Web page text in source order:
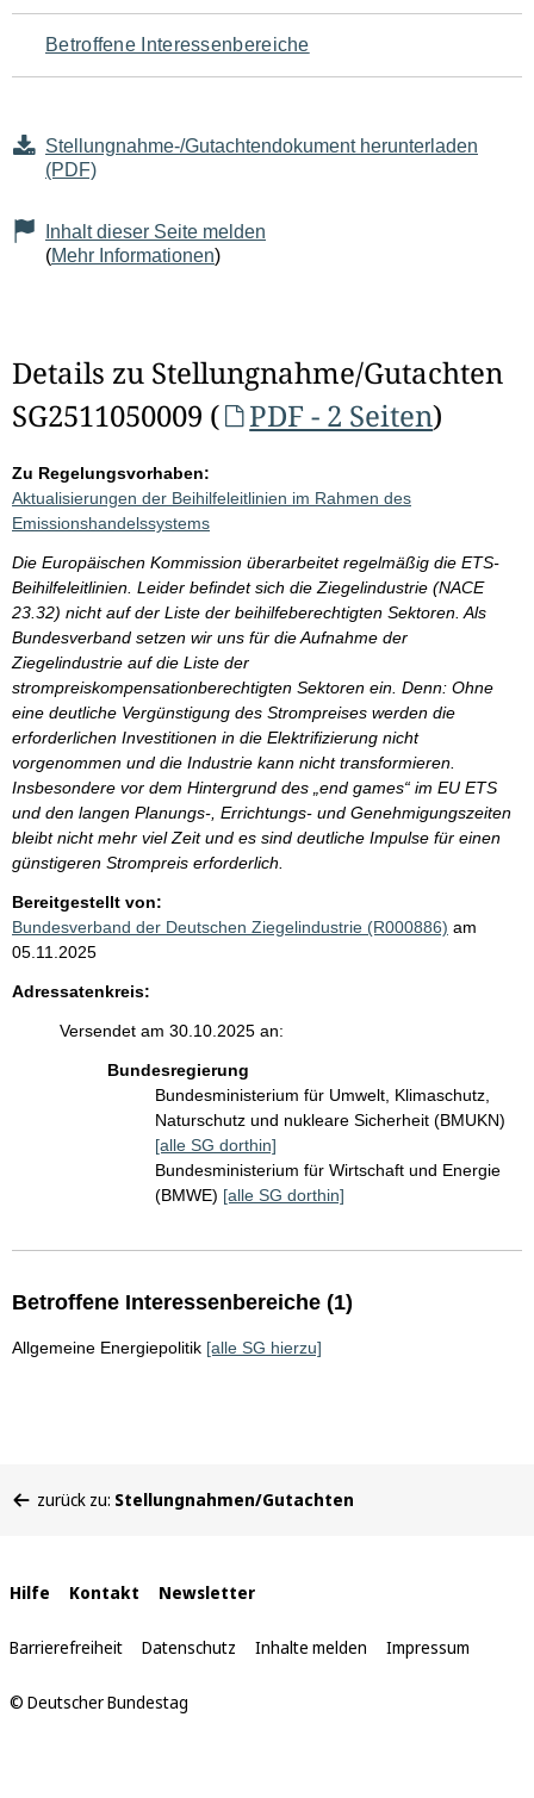
für
den
Seiteninhalt
Betroffene Interessenbereiche
Stellungnahme-/Gutachtendokument herunterladen
(PDF)
Inhalt dieser Seite melden
(Mehr Informationen)
Details zu Stellungnahme/Gutachten
SG2511050009 (
PDF - 2 Seiten)
Zu Regelungsvorhaben:
Aktualisierungen der Beihilfeleitlinien im Rahmen des
Emissionshandelssystems
Die Europäischen Kommission überarbeitet regelmäßig die ETS-
Beihilfeleitlinien. Leider befindet sich die Ziegelindustrie (NACE
23.32) nicht auf der Liste der beihilfeberechtigten Sektoren. Als
Bundesverband setzen wir uns für die Aufnahme der
Ziegelindustrie auf die Liste der
strompreiskompensationberechtigten Sektoren ein. Denn: Ohne
eine deutliche Vergünstigung des Strompreises werden die
erforderlichen Investitionen in die Elektrifizierung nicht
vorgenommen und die Industrie kann nicht transformieren.
Insbesondere vor dem Hintergrund des „end games“ im EU ETS
und den langen Planungs-, Errichtungs- und Genehmigungszeiten
bleibt nicht mehr viel Zeit und es sind deutliche Impulse für einen
günstigeren Strompreis erforderlich.
Bereitgestellt von:
Bundesverband der Deutschen Ziegelindustrie (R000886) am
05.11.2025
Adressatenkreis:
Versendet am 30.10.2025 an:
Bundesregierung
Bundesministerium für Umwelt, Klimaschutz,
Naturschutz und nukleare Sicherheit (BMUKN)
[alle SG dorthin]
Bundesministerium für Wirtschaft und Energie
(BMWE) [alle SG dorthin]
Betroffene Interessenbereiche (1)
Allgemeine Energiepolitik [alle SG hierzu]
befinden
zurück zu: Stellungnahmen/Gutachten
Interne
Links
Hilfe Kontakt Newsletter
Barrierefreiheit Datenschutz Inhalte melden Impressum
© Deutscher Bundestag